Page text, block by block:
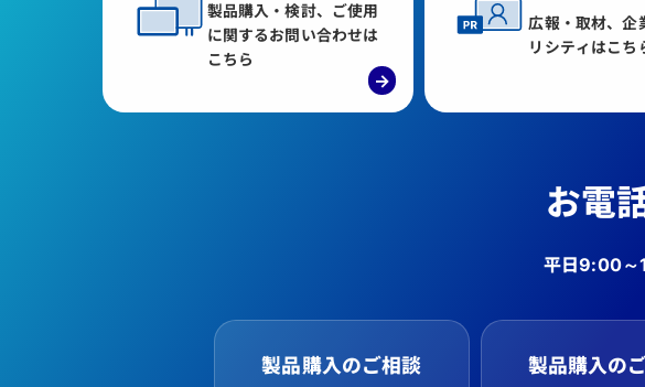
製品購入・検討、ご使用
に関するお問い合わせは
こちら
→
広報・取材、企
リシティはこち
お電
平日9:00～
製品購入のご相談
製品購入の